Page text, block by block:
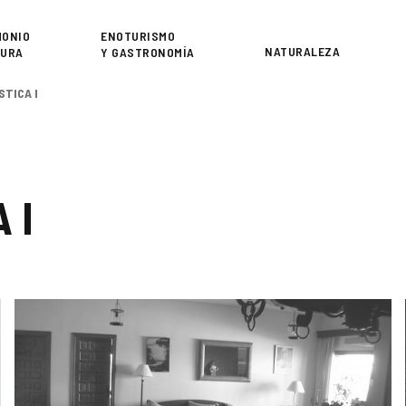
ENOTURISMO
Y GASTRONOMÍA
NATURALEZA
I
I